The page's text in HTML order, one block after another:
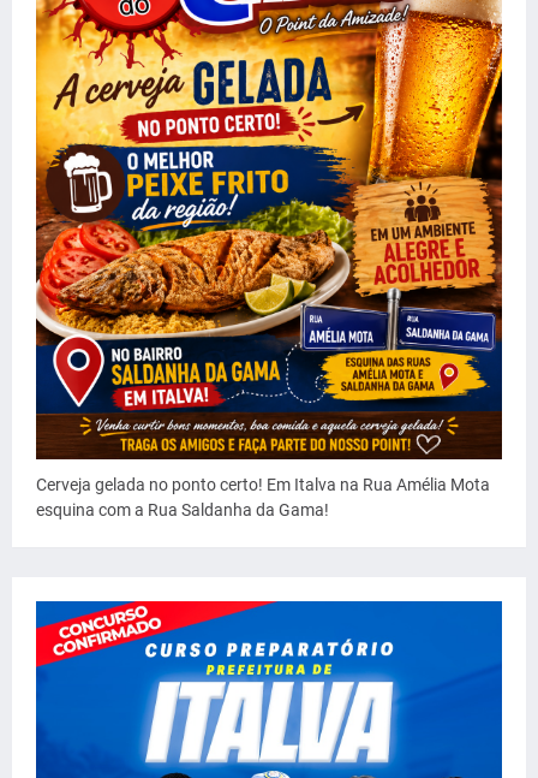
Cerveja gelada no ponto certo! Em Italva na Rua Amélia Mota
esquina com a Rua Saldanha da Gama!